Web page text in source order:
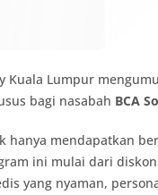
Kuala Lumpur
bagi nasabah BCA
mendapatkan
ini mulai dari
yang nyaman,